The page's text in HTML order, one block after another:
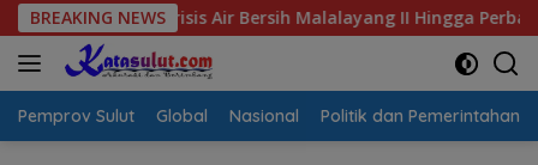
Langsung
ke
konten
BREAKING NEWS
Krisis Air Bersih Malalayang II Hingga Perbaikan
Pemprov Sulut Global Nasional Politik dan Pemerintahan